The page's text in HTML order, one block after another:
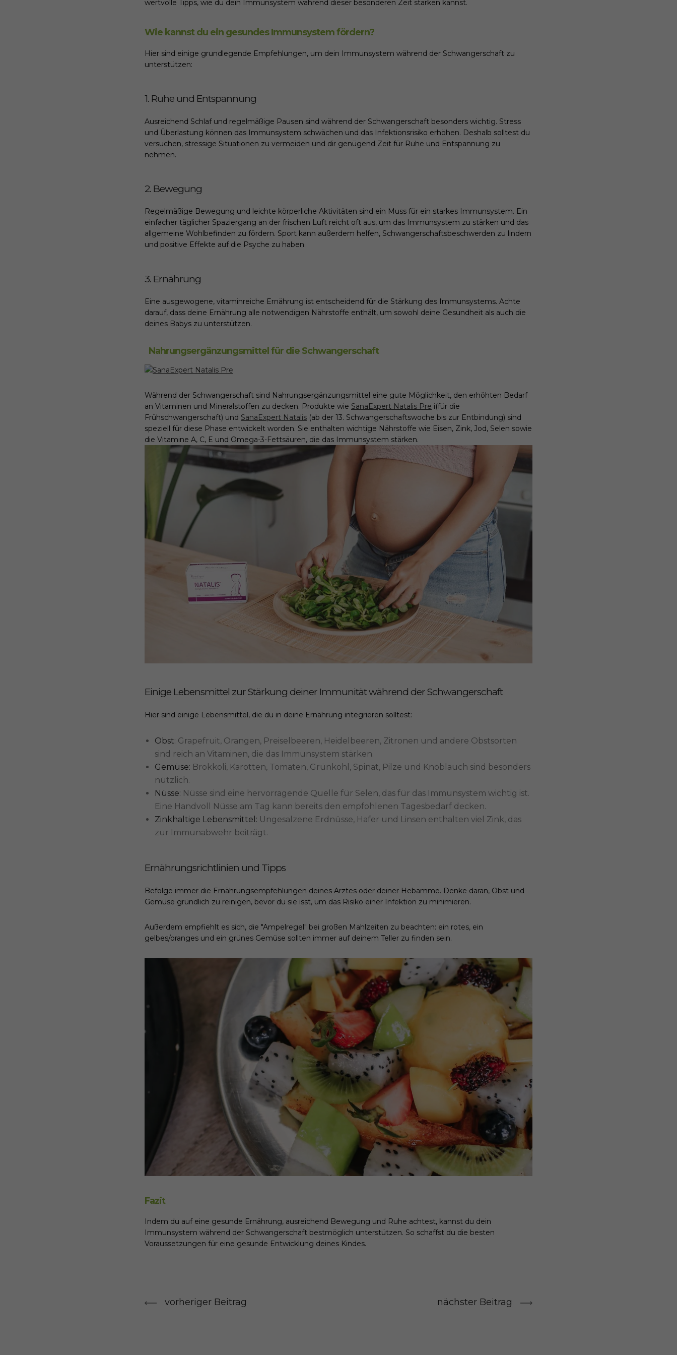
wertvolle Tipps, wie du dein Immunsystem während dieser besonderen Zeit stärken kannst.
Wie kannst du ein gesundes Immunsystem fördern?
Hier sind einige grundlegende Empfehlungen, um dein Immunsystem während der Schwangerschaft zu
unterstützen:
1. Ruhe und Entspannung
Ausreichend Schlaf und regelmäßige Pausen sind während der Schwangerschaft besonders wichtig. Stress
und Überlastung können das Immunsystem schwächen und das Infektionsrisiko erhöhen. Deshalb solltest du
versuchen, stressige Situationen zu vermeiden und dir genügend Zeit für Ruhe und Entspannung zu
nehmen.
2. Bewegung
Regelmäßige Bewegung und leichte körperliche Aktivitäten sind ein Muss für ein starkes Immunsystem. Ein
einfacher täglicher Spaziergang an der frischen Luft reicht oft aus, um das Immunsystem zu stärken und das
allgemeine Wohlbefinden zu fördern. Sport kann außerdem helfen, Schwangerschaftsbeschwerden zu lindern
und positive Effekte auf die Psyche zu haben.
3. Ernährung
Eine ausgewogene, vitaminreiche Ernährung ist entscheidend für die Stärkung des Immunsystems. Achte
darauf, dass deine Ernährung alle notwendigen Nährstoffe enthält, um sowohl deine Gesundheit als auch die
deines Babys zu unterstützen.
Nahrungsergänzungsmittel für die Schwangerschaft
Während der Schwangerschaft sind Nahrungsergänzungsmittel eine gute Möglichkeit, den erhöhten Bedarf
an Vitaminen und Mineralstoffen zu decken. Produkte wie SanaExpert Natalis Pre i(für die
Frühschwangerschaft) und SanaExpert Natalis (ab der 13. Schwangerschaftswoche bis zur Entbindung) sind
speziell für diese Phase entwickelt worden. Sie enthalten wichtige Nährstoffe wie Eisen, Zink, Jod, Selen sowie
die Vitamine A, C, E und Omega-3-Fettsäuren, die das Immunsystem stärken.
Einige Lebensmittel zur Stärkung deiner Immunität während der Schwangerschaft
Hier sind einige Lebensmittel, die du in deine Ernährung integrieren solltest:
Obst: Grapefruit, Orangen, Preiselbeeren, Heidelbeeren, Zitronen und andere Obstsorten
sind reich an Vitaminen, die das Immunsystem stärken.
Gemüse: Brokkoli, Karotten, Tomaten, Grünkohl, Spinat, Pilze und Knoblauch sind besonders
nützlich.
Nüsse: Nüsse sind eine hervorragende Quelle für Selen, das für das Immunsystem wichtig ist.
Eine Handvoll Nüsse am Tag kann bereits den empfohlenen Tagesbedarf decken.
Zinkhaltige Lebensmittel: Ungesalzene Erdnüsse, Hafer und Linsen enthalten viel Zink, das
zur Immunabwehr beiträgt.
Ernährungsrichtlinien und Tipps
Befolge immer die Ernährungsempfehlungen deines Arztes oder deiner Hebamme. Denke daran, Obst und
Gemüse gründlich zu reinigen, bevor du sie isst, um das Risiko einer Infektion zu minimieren.
Außerdem empfiehlt es sich, die "Ampelregel" bei großen Mahlzeiten zu beachten: ein rotes, ein
gelbes/oranges und ein grünes Gemüse sollten immer auf deinem Teller zu finden sein.
Fazit
Indem du auf eine gesunde Ernährung, ausreichend Bewegung und Ruhe achtest, kannst du dein
Immunsystem während der Schwangerschaft bestmöglich unterstützen. So schaffst du die besten
Voraussetzungen für eine gesunde Entwicklung deines Kindes.
vorheriger Beitrag nächster Beitrag